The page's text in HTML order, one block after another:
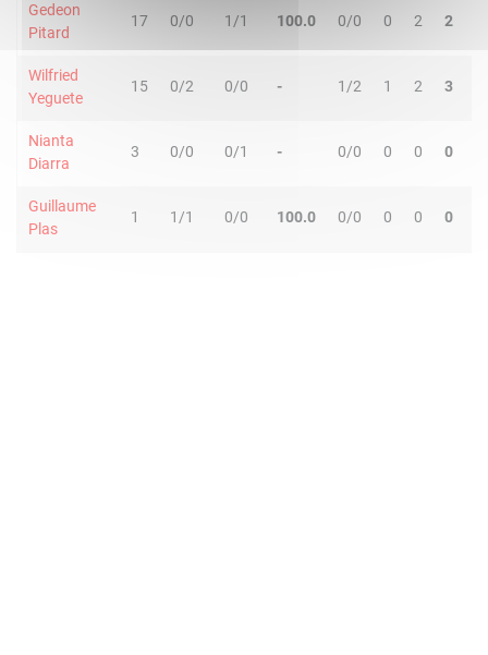
Gedeon
Pitard
17 0/0 1/1 100.0 0/0 0 2 2
Wilfried
Yeguete
15 0/2 0/0 - 1/2 1 2 3
Nianta
Diarra
3 0/0 0/1 - 0/0 0 0 0
Guillaume
Plas
1 1/1 0/0 100.0 0/0 0 0 0